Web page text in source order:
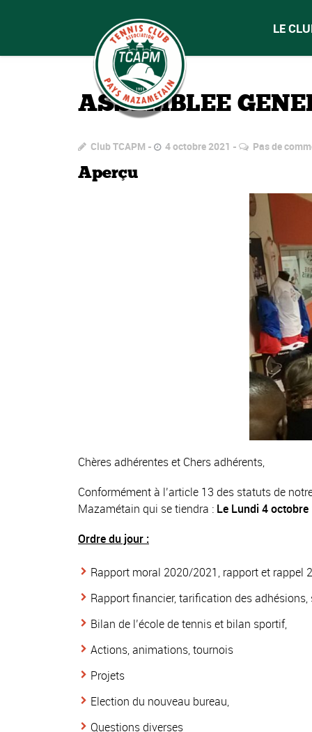
LE
ASSEMBLEE
Club TCAPM 4 octobre 2021 Pas de
Aperçu
Chères adhérentes et Chers adhérents,
Conformément à l’article 13 des statuts de
Mazamétain qui se tiendra : Le Lundi 4
Ordre du jour :
Rapport moral 2020/2021, rapport et rappel
Rapport financier, tarification des
Bilan de l’école de tennis et bilan sportif,
Actions, animations, tournois
Projets
Election du nouveau bureau,
Questions diverses